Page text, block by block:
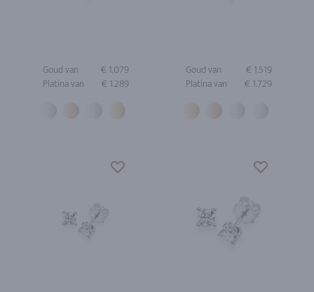
Goud van
€ 1.079
Platina van
€ 1.289
Goud van
€ 1.519
Platina van
€ 1.729